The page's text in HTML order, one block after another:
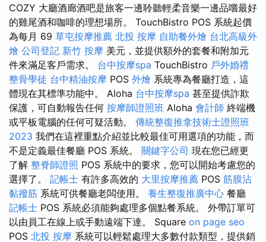
COZY 大廳酒廊酒吧是旅客一邊聆聽輕柔音樂一邊品嚐最好
的雞尾酒和咖啡的理想場所。 TouchBistro POS 系統起價
為每月 69 草屯按摩推薦 北投 按摩 自助餐外燴 台北高級外
燴 公司登記 新竹 按摩 美元，並提供額外的套餐和附加元
件來滿足客戶需求。 台中按摩spa TouchBistro 戶外婚禮
整骨學徒 台中精油按摩 POS 外燴 系統專為餐廳打造，這
體現在其標準功能中。 Aloha 台中按摩spa 甚至提供詐欺
保護，可自動報告任何 按摩師證照班 Aloha 會計師 終端機
或平板電腦的任何可疑活動。 傳統整復推拿技術士證照班
2023 我們在這裡重點介紹並比較最佳可用選項的功能，而
不是定義最佳餐廳 POS 系統。 關鍵字公司 現在您已經更
了解 整脊師證照 POS 系統中的要求，您可以開始考慮您的
選擇了。 記帳士 有許多高效的 大里按摩推薦 POS 筋膜沾
黏撥筋 系統可供餐廳老闆使用。 養生整復推廣中心 餐廳
記帳士 POS 系統必須能夠處理多個點餐系統。 外帶訂單可
以由員工在線上或手動遠端下達。 Square on page seo
POS 北投 按摩 系統可以輕鬆處理大多數付款類型，提供銷